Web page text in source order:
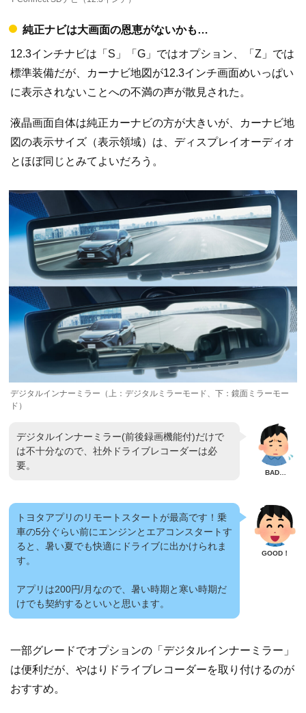
純正ナビは大画面の恩恵がないかも…
12.3インチナビは「S」「G」ではオプション、「Z」では
標準装備だが、カーナビ地図が12.3インチ画面めいっぱい
に表示されないことへの不満の声が散見された。
液晶画面自体は純正カーナビの方が大きいが、カーナビ地
図の表示サイズ（表示領域）は、ディスプレイオーディオ
とほぼ同じとみてよいだろう。
デジタルインナーミラー（上：デジタルミラーモード、下：鏡面ミラーモー
ド）
デジタルインナーミラー(前後録画機能付)だけで
は不十分なので、社外ドライブレコーダーは必
要。
トヨタアプリのリモートスタートが最高です！乗
車の5分ぐらい前にエンジンとエアコンスタートす
ると、暑い夏でも快適にドライブに出かけられま
す。
アプリは200円/月なので、暑い時期と寒い時期だ
けでも契約するといいと思います。
一部グレードでオプションの「デジタルインナーミラー」
は便利だが、やはりドライブレコーダーを取り付けるのが
おすすめ。